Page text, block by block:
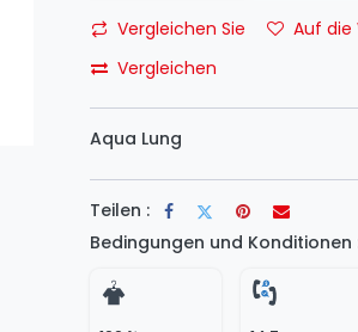
Vergleichen Sie
Auf die
Vergleichen
Aqua Lung
Teilen :
Bedingungen und Konditionen